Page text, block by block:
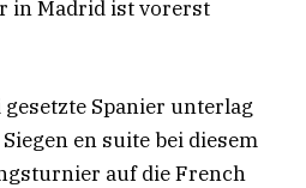
in Madrid ist vorerst
Spanier unterlag
en suite bei diesem
auf die French